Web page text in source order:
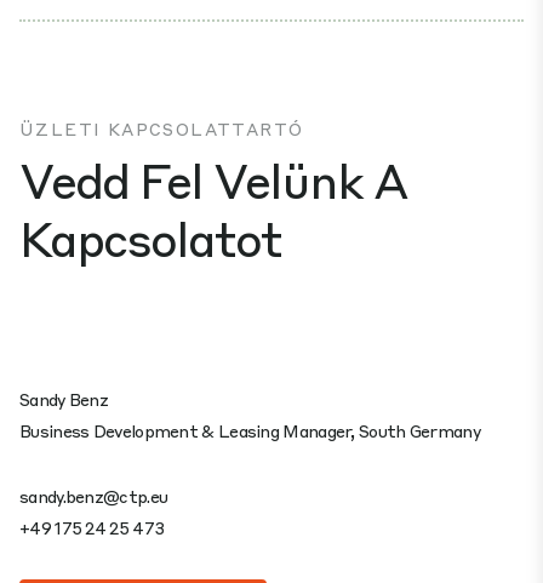
ÜZLETI KAPCSOLATTARTÓ
Vedd Fel Velünk A
Kapcsolatot
Sandy Benz
Business Development & Leasing Manager, South Germany
sandy.benz@ctp.eu
+49 175 24 25 473